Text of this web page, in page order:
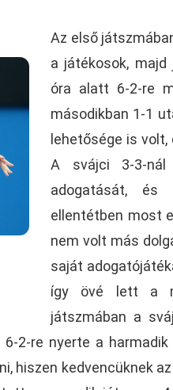
Az első
a játékosok,
óra alatt 6-2-re
másodikban 1-1
lehetősége is volt,
A svájci 3-3-nál
adogatását, és
ellentétben most
nem volt más
saját
így övé lett a
játszmában a
2-re nyerte a
hiszen kedvencüknek